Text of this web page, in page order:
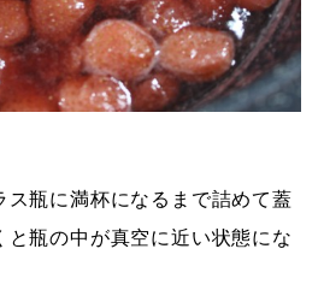
ス瓶に満杯になるまで詰めて蓋
と瓶の中が真空に近い状態にな